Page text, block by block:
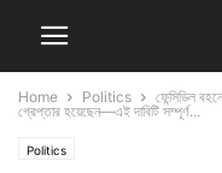
Home Politics
ফেন্সিডিল
গ্রেপ্তার হয়েছেন—এই দাবিটি সম্পূর্ণ...
Politics